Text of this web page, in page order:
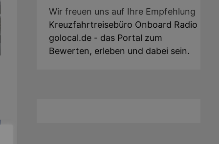
Wir freuen uns auf Ihre Empfehlung
Kreuzfahrtreisebüro Onboard Radio
golocal.de - das Portal zum
Bewerten, erleben und dabei sein.